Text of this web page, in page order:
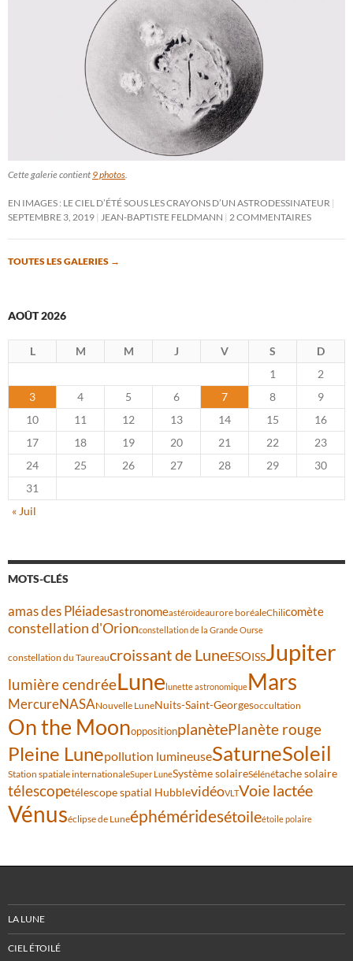
Cette galerie contient 9 photos.
EN IMAGES : LE CIEL D’ÉTÉ SOUS LES CRAYONS D’UN ASTRODESSINATEUR
SEPTEMBRE 3, 2019 JEAN-BAPTISTE FELDMANN 2 COMMENTAIRES
TOUTES LES GALERIES →
AOÛT 2026
L M M J V S
D
1
2
3
4 5 6 7 8
9
10
11 12 13 14 15
16
17
18 19 20 21 22
23
24
25 26 27 28 29
30
31
« Juil
MOTS-CLÉS
amas des Pléiadesastronomeastéroïdeaurore boréaleChilicomète
constellation d'Orionconstellation de la Grande Ourse
constellation du Taureaucroissant de LuneESOISSJupiter
lumière cendréeLune lunette astronomiqueMars
MercureNASANouvelle LuneNuits-Saint-Georgesoccultation
On the MoonoppositionplanètePlanète rouge
Pleine Lunepollution lumineuseSaturneSoleil
Station spatiale internationaleSuper LuneSystème solaireSélénétache solaire
télescopetélescope spatial HubblevidéoVLTVoie lactée
Vénuséclipse de Luneéphéméridesétoileétoile polaire
LA LUNE
CIEL ÉTOILÉ